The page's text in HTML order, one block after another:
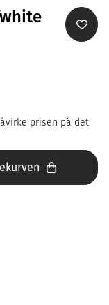
prisen på det